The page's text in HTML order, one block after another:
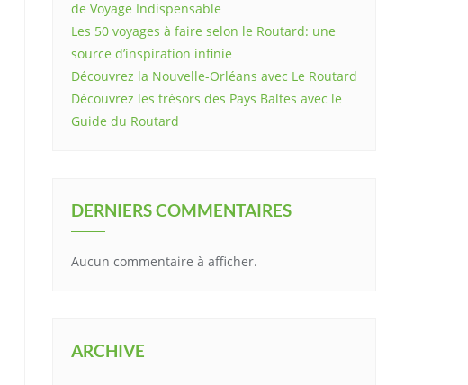
de Voyage Indispensable
Les 50 voyages à faire selon le Routard: une
source d’inspiration infinie
Découvrez la Nouvelle-Orléans avec Le Routard
Découvrez les trésors des Pays Baltes avec le
Guide du Routard
DERNIERS COMMENTAIRES
Aucun commentaire à afficher.
ARCHIVE